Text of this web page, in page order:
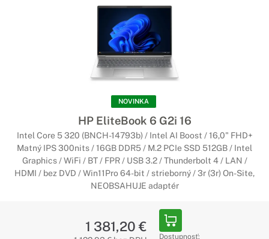
NOVINKA
HP EliteBook 6 G2i 16
Intel Core 5 320 (BNCH-14793b) / Intel AI Boost / 16,0" FHD+
Matný IPS 300nits / 16GB DDR5 / M.2 PCIe SSD 512GB / Intel
Graphics / WiFi / BT / FPR / USB 3.2 / Thunderbolt 4 / LAN /
HDMI / bez DVD / Win11Pro 64-bit / strieborný / 3r (3r) On-Site,
NEOBSAHUJE adaptér
1 381,20 €
Dostupnosť: